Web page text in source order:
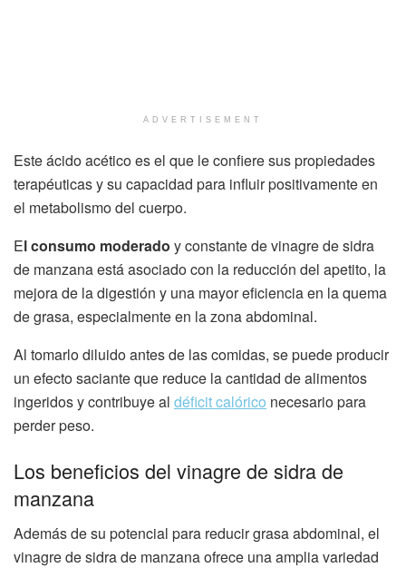
ADVERTISEMENT
Este ácido acético es el que le confiere sus propiedades
terapéuticas y su capacidad para influir positivamente en
el metabolismo del cuerpo.
El consumo moderado y constante de vinagre de sidra
de manzana está asociado con la reducción del apetito, la
mejora de la digestión y una mayor eficiencia en la quema
de grasa, especialmente en la zona abdominal.
Al tomarlo diluido antes de las comidas, se puede producir
un efecto saciante que reduce la cantidad de alimentos
ingeridos y contribuye al déficit calórico necesario para
perder peso.
Los beneficios del vinagre de sidra de
manzana
Además de su potencial para reducir grasa abdominal, el
vinagre de sidra de manzana ofrece una amplia variedad